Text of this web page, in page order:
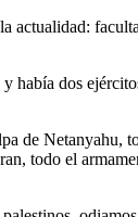
actualidad:
dos
de Netanyahu,
todo el